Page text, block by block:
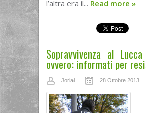
l’altra era il... Read more »
Sopravvivenza al
ovvero: informati per
Jorial 28 Ottobre 2013